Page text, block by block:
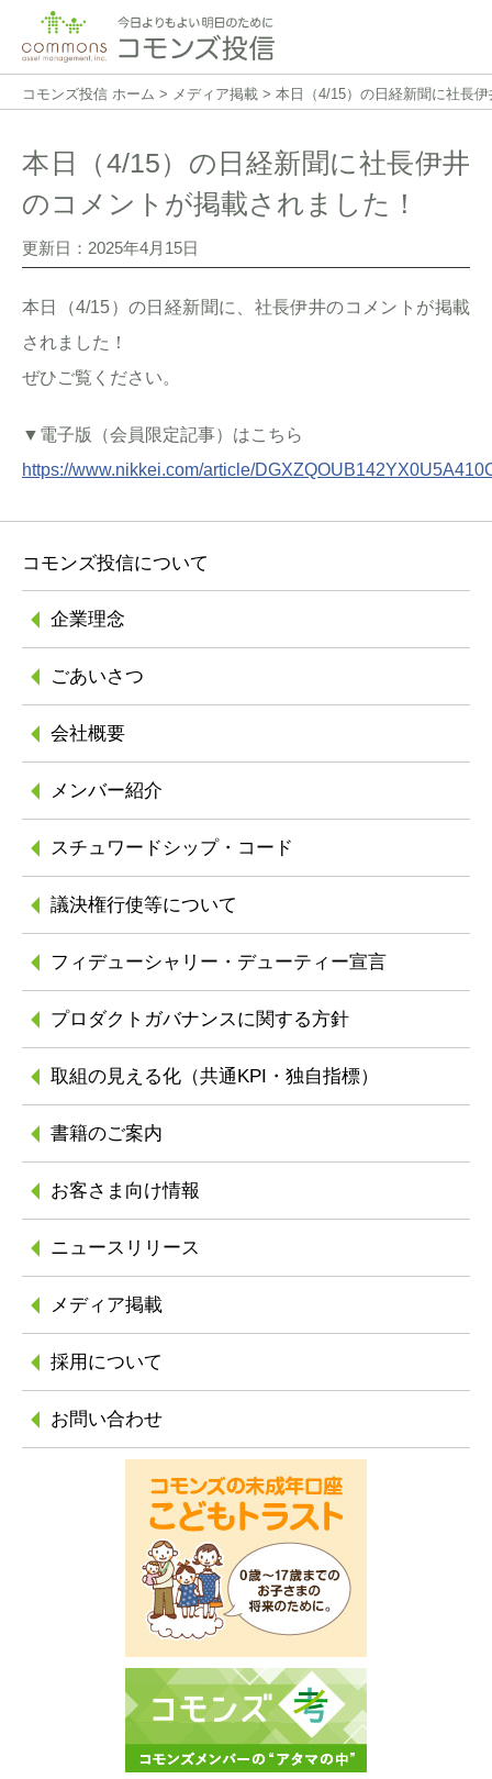
コモンズ投信 ホーム > メディア掲載 > 本日（4/15）の日経新聞に社長
本日（4/15）の日経新聞に社長伊井
のコメントが掲載されました！
更新日：2025年4月15日
本日（4/15）の日経新聞に、社長伊井のコメントが掲載
されました！
ぜひご覧ください。
▼電子版（会員限定記事）はこちら
https://www.nikkei.com/article/
コモンズ投信について
企業理念
ごあいさつ
会社概要
メンバー紹介
スチュワードシップ・コード
議決権行使等について
フィデューシャリー ・デューティー宣言
プロダクトガバナンスに関する方針
取組の見える化 （共通KPI・独自指標）
書籍のご案内
お客さま向け情報
ニュースリリース
メディア掲載
採用について
お問い合わせ